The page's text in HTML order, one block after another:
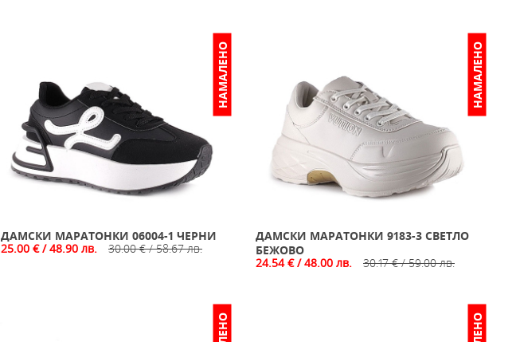
НАМАЛЕНО
ДАМСКИ МАРАТОНКИ 06004-1 ЧЕРНИ
25.00 € / 48.90 лв.
30.00 € / 58.67 лв.
НАМАЛЕНО
ДАМСКИ МАРАТОНКИ 9183-3 СВЕТЛО
БЕЖОВО
24.54 € / 48.00 лв.
30.17 € / 59.00 лв.